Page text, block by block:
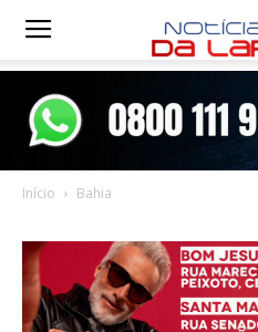
Notícias
Início Bahia